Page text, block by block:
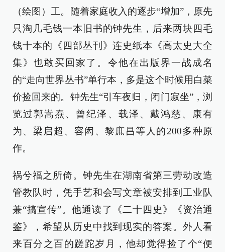
（绘图）工。随着家庭收入的逐步“增加”，原先
只淘几毛钱一本旧书的钟先生，后来两块四毛
钱十本的《四部丛刊》连史纸本《高太史大全
集》也敢买回家了。令他在出版界一战成名
的“走向世界丛书”单行本，多是这个时候用白菜
价捡回来的。钟先生“引车夜归，闭门寂坐”，浏
览过郭嵩焘、曾纪泽、载泽、戴鸿慈、康有
为、梁启超、容闳、黎庶昌等人的200多种原
作。
祸兮福之所倚。钟先生在湖南省第三劳动改造
管教队时，凭手艺和会写文章被安排到工业队
兼“搞宣传”。他通读了《二十四史》《资治通
鉴》，希望从历史中找到现实的答案。外人看
来百分之百的蹉跎岁月，他却觉得捡了个“便